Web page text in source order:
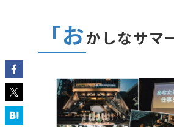
「おかしなサマ